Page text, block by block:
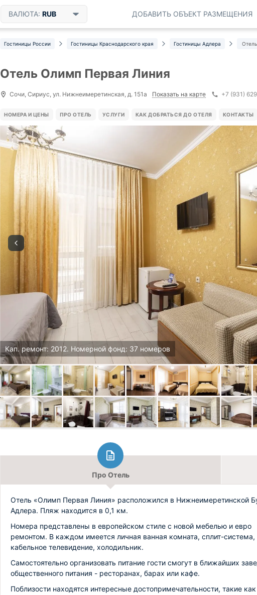
ВАЛЮТА: RUB ДОБАВИТЬ ОБЪЕКТ РАЗМЕЩЕНИЯ
Гостиницы России Гостиницы Краснодарского края Гостиницы Адлера
Отель Олимп Первая Линия
Сочи, Сириус, ул. Нижнеимеретинская, д. 151а Показать на карте +7 (931)
НОМЕРА И ЦЕНЫ ПРО ОТЕЛЬ УСЛУГИ КАК ДОБРАТЬСЯ ДО ОТЕЛЯ КОНТАКТЫ
Кап. ремонт: 2012. Номерной фонд: 37 номеров
Про Отель
Отель «Олимп Первая Линия» расположился в Нижнеимеретинской
Адлера. Пляж находится в 0,1 км.
Номера представлены в европейском стиле с новой мебелью и евро
ремонтом. В каждом имеется личная ванная комната, сплит-система,
кабельное телевидение, холодильник.
Самостоятельно организовать питание гости смогут в ближайших
общественного питания - ресторанах, барах или кафе.
Поблизости находятся интересные достопримечательности, такие как